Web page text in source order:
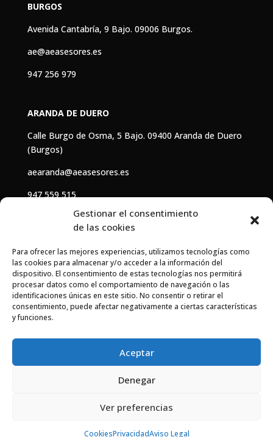
Gestionar el consentimiento
de las cookies
Para ofrecer las mejores experiencias, utilizamos tecnologías como
las cookies para almacenar y/o acceder a la información del
dispositivo. El consentimiento de estas tecnologías nos permitirá
procesar datos como el comportamiento de navegación o las
identificaciones únicas en este sitio. No consentir o retirar el
consentimiento, puede afectar negativamente a ciertas características
y funciones.
Aceptar
Denegar
Ver preferencias
CookiesPrivacidadAviso Legal
BURGOS
Avenida Cantabría, 9 Bajo. 09006 Burgos.
ae@aeasesores.es
947 256 979
ARANDA DE DUERO
Calle Burgo de Osma, 5 Bajo. 09400 Aranda de Duero
(Burgos)
aearanda@aeasesores.es
947 559 515
Delunesaviernes: 8:00 – 15:00
Jueves: 08:00 – 15:00 / 16:00 – 19:00
Cookies
Privacidad
diseño web porPROYECTPCyMOONDESIGN